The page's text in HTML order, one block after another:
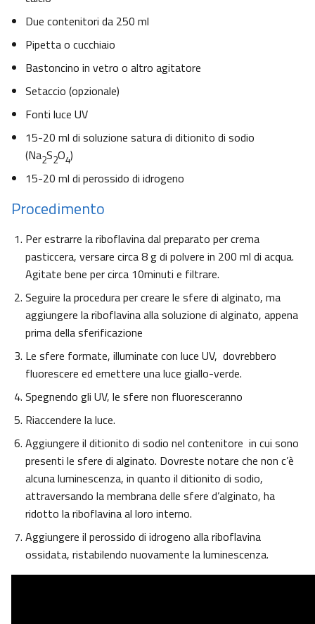
Due contenitori da 250 ml
Pipetta o cucchiaio
Bastoncino in vetro o altro agitatore
Setaccio (opzionale)
Fonti luce UV
15-20 ml di soluzione satura di ditionito di sodio
(Na2S2O4)
15-20 ml di perossido di idrogeno
Procedimento
Per estrarre la riboflavina dal preparato per crema
pasticcera, versare circa 8 g di polvere in 200 ml di acqua.
Agitate bene per circa 10minuti e filtrare.
Seguire la procedura per creare le sfere di alginato, ma
aggiungere la riboflavina alla soluzione di alginato, appena
prima della sferificazione
Le sfere formate, illuminate con luce UV, dovrebbero
fluorescere ed emettere una luce giallo-verde.
Spegnendo gli UV, le sfere non fluoresceranno
Riaccendere la luce.
Aggiungere il ditionito di sodio nel contenitore in cui sono
presenti le sfere di alginato. Dovreste notare che non c’è
alcuna luminescenza, in quanto il ditionito di sodio,
attraversando la membrana delle sfere d’alginato, ha
ridotto la riboflavina al loro interno.
Aggiungere il perossido di idrogeno alla riboflavina
ossidata, ristabilendo nuovamente la luminescenza.